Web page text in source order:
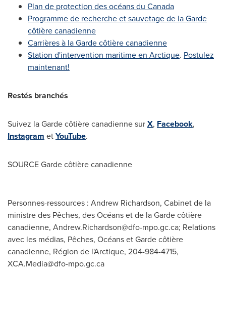
Plan de protection des océans du Canada
Programme de recherche et sauvetage de la Garde
côtière canadienne
Carrières à la Garde côtière canadienne
Station d'intervention maritime en Arctique. Postulez
maintenant!
Restés branchés
Suivez la Garde côtière canadienne surX, Facebook,
Instagram etYouTube.
SOURCE Garde côtière canadienne
Personnes-ressources : Andrew Richardson, Cabinet de la
ministre des Pêches, des Océans et de la Garde côtière
canadienne, Andrew.Richardson@dfo-mpo.gc.ca; Relations
avec les médias, Pêches, Océans et Garde côtière
canadienne, Région de l'Arctique, 204-984-4715,
XCA.Media@dfo-mpo.gc.ca